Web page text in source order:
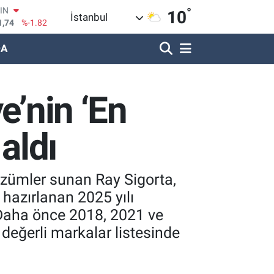
%0.02
%0.19
%0
İstanbul 10°
‘En
sunan Ray Sigorta,
2025 yılı
önce 2018, 2021 ve
değerli markalar listesinde